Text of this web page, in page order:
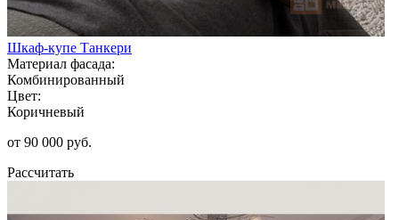
Шкаф-купе Танкери
Материал фасада:
Комбинированный
Цвет:
Коричневый
от 90 000 руб.
Рассчитать